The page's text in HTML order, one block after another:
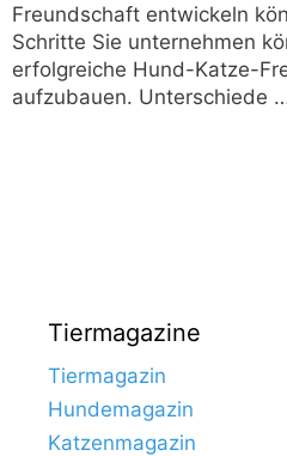
Freundschaft entwickeln
Schritte Sie unternehmen
erfolgreiche Hund-Katze-
aufzubauen. Unterschiede
Tiermagazine
Tiermagazin
Hundemagazin
Katzenmagazin